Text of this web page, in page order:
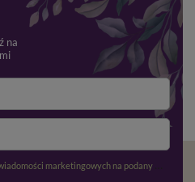
na
podany adres e-mail oraz przetwarzanie danych osobowych zgodnie z